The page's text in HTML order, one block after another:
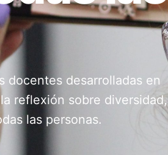
docentes desarrolladas en
reflexión sobre diversidad,
las personas.